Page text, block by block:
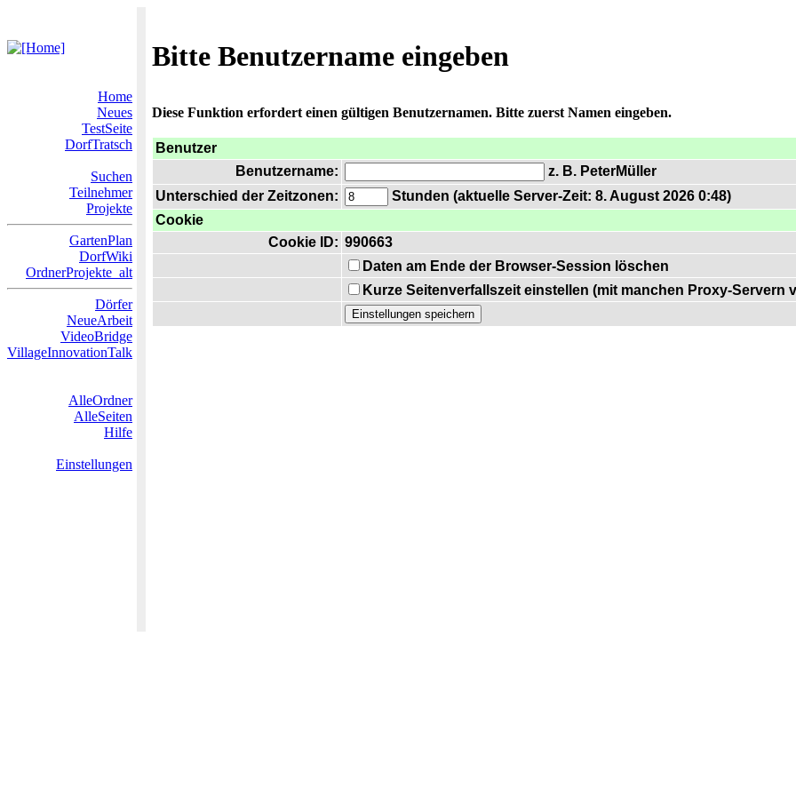
Bitte Benutzername eingeben
Home
Neues
TestSeite
DorfTratsch
Suchen
Teilnehmer
Projekte
GartenPlan
DorfWiki
OrdnerProjekte_alt
Dörfer
NeueArbeit
VideoBridge
VillageInnovationTalk
AlleOrdner
AlleSeiten
Hilfe
Einstellungen
Diese Funktion erfordert einen gültigen Benutzernamen. Bitte zuerst Namen eingeben.
Benutzer
Benutzername:
z. B. PeterMüller
Unterschied der Zeitzonen:
Stunden (aktuelle Server-Zeit: 8. August 2026 0:48)
Cookie
Cookie ID: 990663
Daten am Ende der Browser-Session löschen
Kurze Seitenverfallszeit einstellen (mit manchen Proxy-Servern